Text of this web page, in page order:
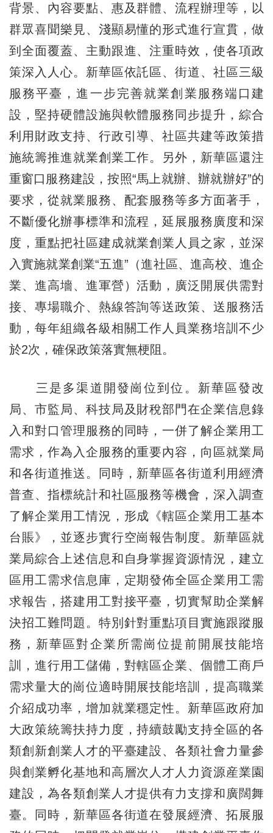
背景、內容要點、惠及群體、流程辦理等，以
群眾喜聞樂見、淺顯易懂的形式進行宣貫，做
到全面覆蓋、主動跟進、注重時效，使各項政
策深入人心。新華區依託區、街道、社區三級
服務平臺，進一步完善就業創業服務端口建
設，堅持硬體設施與軟體服務同步提升，綜合
利用財政支持、行政引導、社區共建等政策措
施統籌推進就業創業工作。另外，新華區還注
重窗口服務建設，按照“馬上就辦、辦就辦好”的
要求，從就業服務、配套服務等多方面著手，
不斷優化辦事標準和流程，延展服務廣度和深
度，重點把社區建成就業創業人員之家，並深
入實施就業創業“五進”（進社區、進高校、進企
業、進高墻、進軍營）活動，廣泛開展供需對
接、專場職介、熱線答詢等送政策、送服務活
動，每年組織各級相關工作人員業務培訓不少
於2次，確保政策落實無梗阻。
三是多渠道開發崗位到位。新華區發改
局、市監局、科技局及財稅部門在企業信息錄
入和對口管理服務的同時，一併了解企業用工
需求，作為入企服務的重要內容，向區就業局
和各街道推送。同時，新華區各街道利用經濟
普查、指標統計和社區服務等機會，深入調查
了解企業用工情況，形成《轄區企業用工基本
台賬》，並逐步實行空崗報告制度。新華區就
業局綜合上述信息和自身掌握資源情況，建立
區用工需求信息庫，定期發佈全區企業用工需
求報告，搭建用工對接平臺，切實幫助企業解
決招工難問題。特別針對重點項目實施跟蹤服
務，新華區對企業所需崗位提前開展技能培
訓，進行用工儲備，對轄區企業、個體工商戶
需求量大的崗位適時開展技能培訓，提高職業
介紹成功率，增加就業穩定性。新華區政府加
大政策統籌扶持力度，持續鼓勵支持全區的各
類創新創業人才的平臺建設、各類社會力量參
與創業孵化基地和高層次人才人力資源産業園
建設，為各類創業人才提供有力支撐和廣闊舞
臺。同時，新華區各街道在發展經濟、拓展服